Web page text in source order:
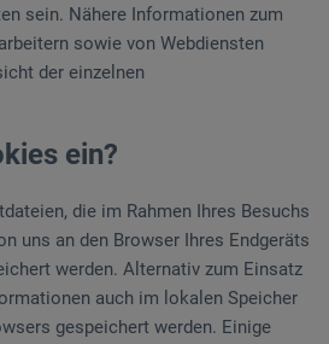
sein. Nähere Informationen zum
sowie von Webdiensten
der einzelnen
ein?
die im Rahmen Ihres Besuchs
uns an den Browser Ihres Endgeräts
werden. Alternativ zum Einsatz
auch im lokalen Speicher
gespeichert werden. Einige